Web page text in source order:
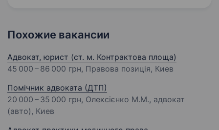
Похожие вакансии
Адвокат, юрист (ст. м. Контрактова площа)
45 000 – 86 000 грн, Правова позиція, Киев
Помічник адвоката (ДТП)
20 000 – 35 000 грн, Олексієнко М.М., адвокат
(авто), Киев